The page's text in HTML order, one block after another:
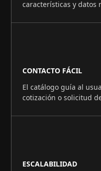
características y datos
CONTACTO FÁCIL
El catálogo guía al
cotización o solicitud
ESCALABILIDAD